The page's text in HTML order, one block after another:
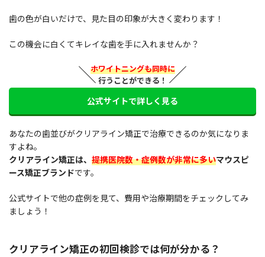
歯の色が白いだけで、見た目の印象が大きく変わります！
この機会に白くてキレイな歯を手に入れませんか？
ホワイトニングも同時に
行うことができる！
公式サイトで詳しく見る
あなたの歯並びがクリアライン矯正で治療できるのか気になりま
すよね。
クリアライン矯正は、 提携医院数・症例数が非常に多いマウスピ
ース矯正ブランドです。
公式サイトで他の症例を見て、費用や治療期間をチェックしてみ
ましょう！
クリアライン矯正の初回検診では何が分かる？